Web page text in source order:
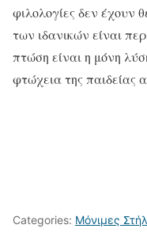
φιλολογίες δεν έχουν
των ιδανικών είναι
πτώση είναι η μόνη
φτώχεια της παιδείας
Categories: Μόνιμες